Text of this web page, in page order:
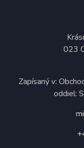
023
Zapísaný v:
oddiel: